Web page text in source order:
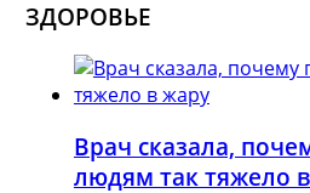
ЗДОРОВЬЕ
Врач сказала,
людям так тяжело